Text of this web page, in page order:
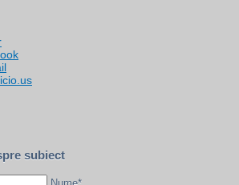
subiect